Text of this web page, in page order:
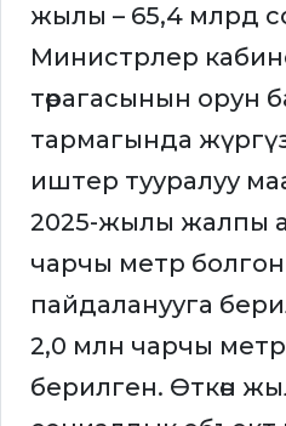
жылы – 65,4 млрд
Министрлер
төрагасынын орун
тармагында
иштер тууралуу
2025-жылы жалпы
чарчы метр
пайдаланууга
2,0 млн чарчы
берилген. Өткөн